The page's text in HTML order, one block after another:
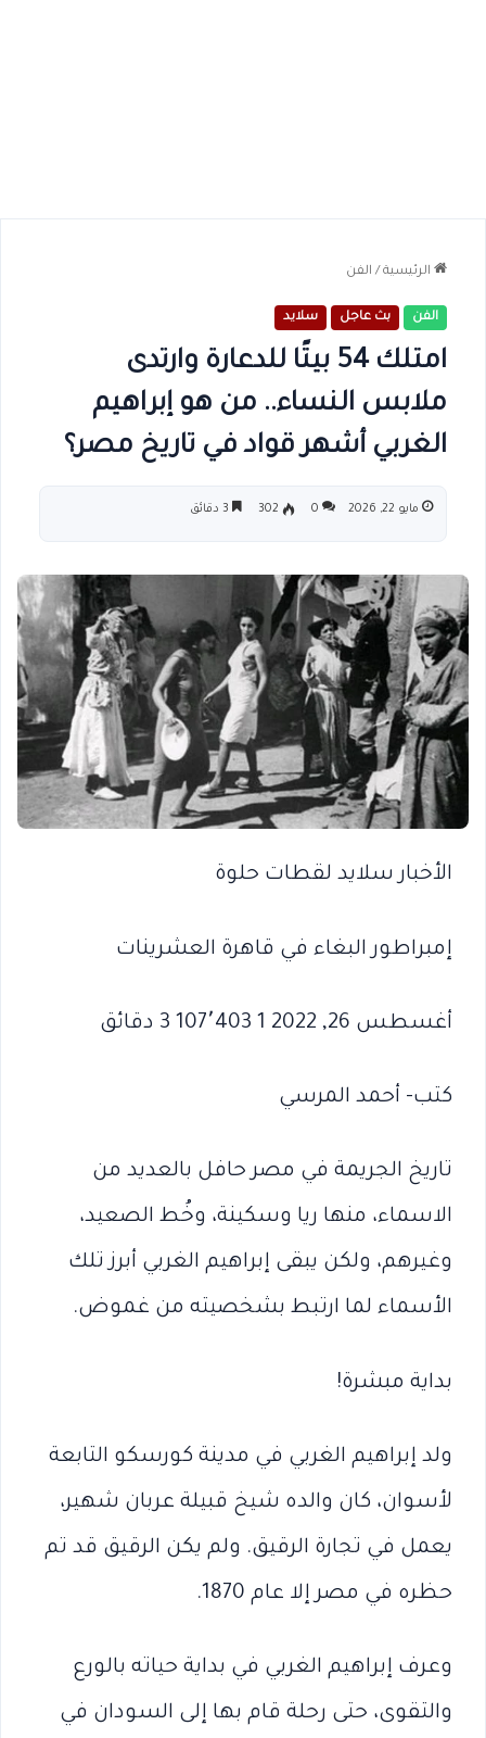
الرئيسية / الفن
الفن بث عاجل سلايد
امتلك 54 بيتًا للدعارة وارتدى
ملابس النساء.. من هو إبراهيم
الغربي أشهر قواد في تاريخ مصر؟
مايو 22, 2026 0
302
الأخبار سلايد لقطات حلوة
إمبراطور البغاء في قاهرة العشرينات
أغسطس 26, 2022 1 107٬403 3 دقائق
كتب- أحمد المرسي
تاريخ الجريمة في مصر حافل بالعديد من
الاسماء، منها ريا وسكينة، وخُط الصعيد،
وغيرهم، ولكن يبقى إبراهيم الغربي أبرز تلك
الأسماء لما ارتبط بشخصيته من غموض.
بداية مبشرة!
ولد إبراهيم الغربي في مدينة كورسكو التابعة
لأسوان، كان والده شيخ قبيلة عربان شهير،
يعمل في تجارة الرقيق. ولم يكن الرقيق قد تم
حظره في مصر إلا عام 1870.
وعرف إبراهيم الغربي في بداية حياته بالورع
والتقوى، حتى رحلة قام بها إلى السودان في